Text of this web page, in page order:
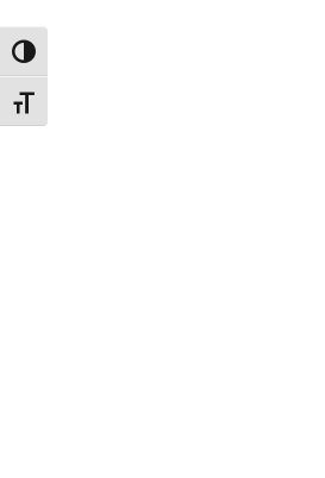
Attiva/disattiva alto contrasto
Attiva/disattiva dimensione testo